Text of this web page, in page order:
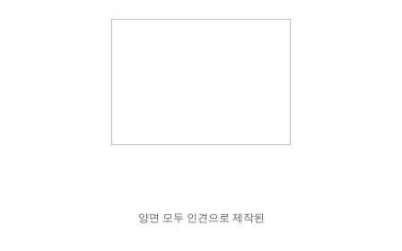
양면 모두 인견으로 제작된